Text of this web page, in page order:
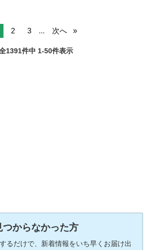
2 3 ... 次へ
1391件中 1-50件表示
からなかった方
るだけで、新着情報をいち早くお届け出